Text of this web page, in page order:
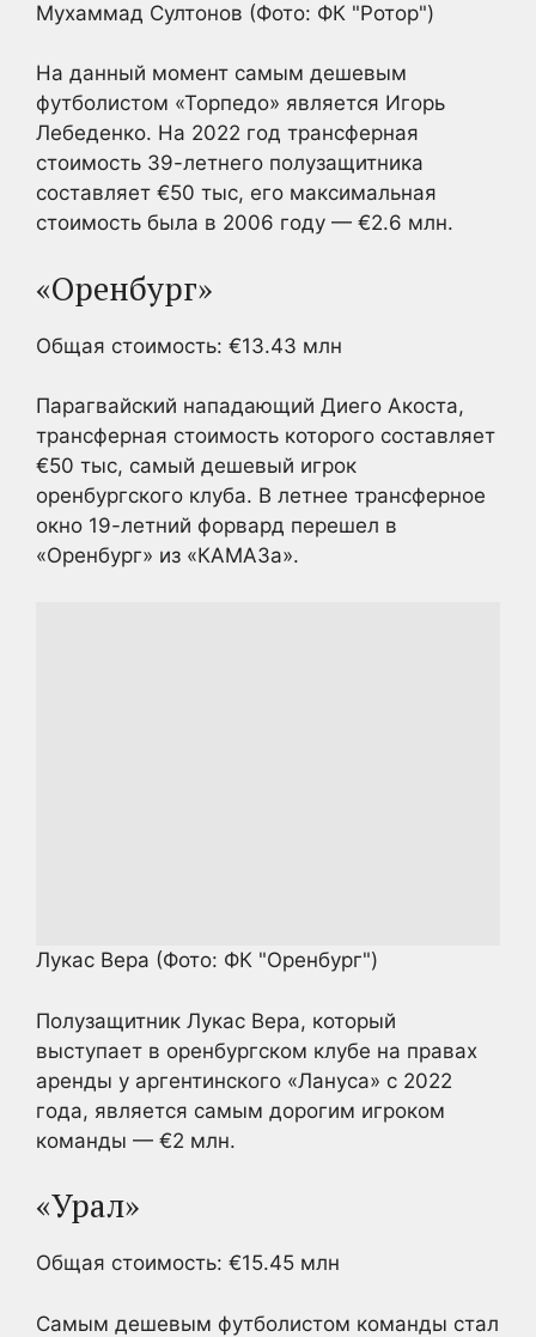
Мухаммад Султонов (Фото: ФК "Ротор")
На данный момент самым дешевым
футболистом «Торпедо» является Игорь
Лебеденко. На 2022 год трансферная
стоимость 39-летнего полузащитника
составляет €50 тыс, его максимальная
стоимость была в 2006 году — €2.6 млн.
«Оренбург»
Общая стоимость: €13.43 млн
Парагвайский нападающий Диего Акоста,
трансферная стоимость которого составляет
€50 тыс, самый дешевый игрок
оренбургского клуба. В летнее трансферное
окно 19-летний форвард перешел в
«Оренбург» из «КАМАЗа».
Лукас Вера (Фото: ФК "Оренбург")
Полузащитник Лукас Вера, который
выступает в оренбургском клубе на правах
аренды у аргентинского «Лануса» с 2022
года, является самым дорогим игроком
команды — €2 млн.
«Урал»
Общая стоимость: €15.45 млн
Самым дешевым футболистом команды стал